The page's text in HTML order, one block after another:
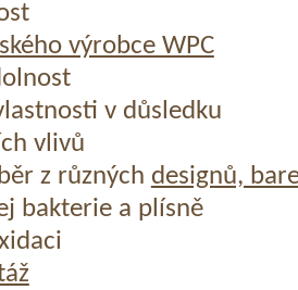
výrobce WPC
v důsledku
vlivů
z různých designů,
bakterie a plísně